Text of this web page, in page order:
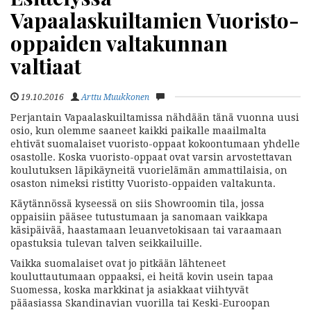
Vapaalaskuiltamien Vuoristo-
oppaiden valtakunnan
valtiaat
19.10.2016 Arttu Muukkonen
Perjantain Vapaalaskuiltamissa nähdään tänä vuonna uusi
osio, kun olemme saaneet kaikki paikalle maailmalta
ehtivät suomalaiset vuoristo-oppaat kokoontumaan yhdelle
osastolle. Koska vuoristo-oppaat ovat varsin arvostettavan
koulutuksen läpikäyneitä vuorielämän ammattilaisia, on
osaston nimeksi ristitty Vuoristo-oppaiden valtakunta.
Käytännössä kyseessä on siis Showroomin tila, jossa
oppaisiin pääsee tutustumaan ja sanomaan vaikkapa
käsipäivää, haastamaan leuanvetokisaan tai varaamaan
opastuksia tulevan talven seikkailuille.
Vaikka suomalaiset ovat jo pitkään lähteneet
kouluttautumaan oppaaksi, ei heitä kovin usein tapaa
Suomessa, koska markkinat ja asiakkaat viihtyvät
pääasiassa Skandinavian vuorilla tai Keski-Euroopan